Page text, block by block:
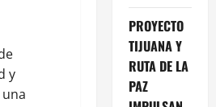
y
PROYECTO
TIJUANA Y
RUTA DE LA
PAZ